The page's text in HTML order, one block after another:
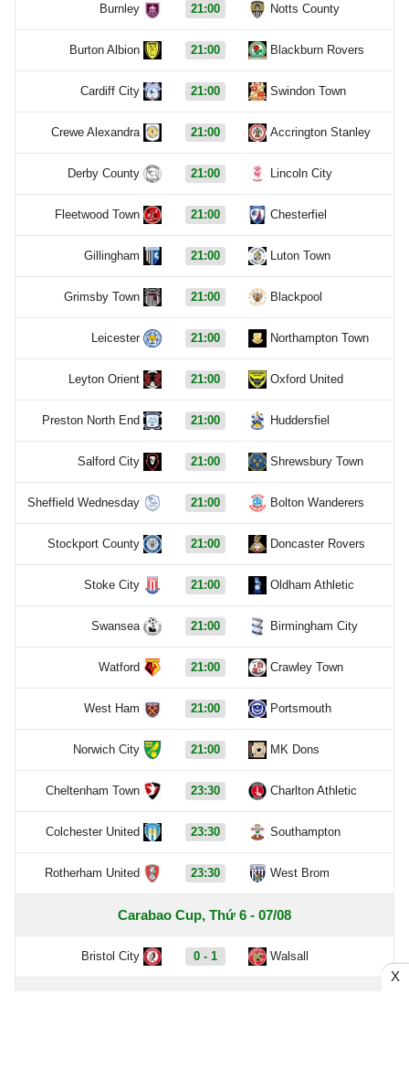
Burnley 21:00 Notts County
Burton Albion 21:00 Blackburn Rovers
Cardiff City 21:00 Swindon Town
Crewe Alexandra 21:00 Accrington Stanley
Derby County 21:00 Lincoln City
Fleetwood Town 21:00 Chesterfiel
Gillingham 21:00 Luton Town
Grimsby Town 21:00 Blackpool
Leicester 21:00 Northampton Town
Leyton Orient 21:00 Oxford United
Preston North End 21:00 Huddersfiel
Salford City 21:00 Shrewsbury Town
Sheffield Wednesday 21:00 Bolton Wanderers
Stockport County 21:00 Doncaster Rovers
Stoke City 21:00 Oldham Athletic
Swansea 21:00 Birmingham City
Watford 21:00 Crawley Town
West Ham 21:00 Portsmouth
Norwich City 21:00 MK Dons
Cheltenham Town 23:30 Charlton Athletic
Colchester United 23:30 Southampton
Rotherham United 23:30 West Brom
Carabao Cup, Thứ 6 - 07/08
Bristol City 0 - 1 Walsall
X